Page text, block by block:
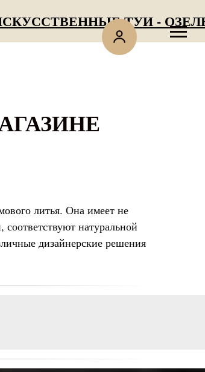
ТУИ -
литья. Она имеет не
натуральной
дизайнерские решения